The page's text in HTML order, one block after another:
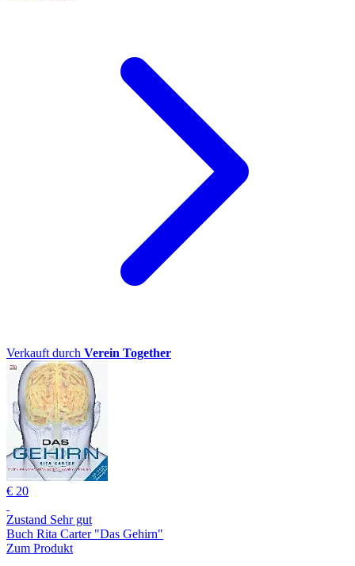
Verkauft durch Verein Together
€ 20
Zustand Sehr gut
Buch Rita Carter "Das Gehirn"
Zum Produkt